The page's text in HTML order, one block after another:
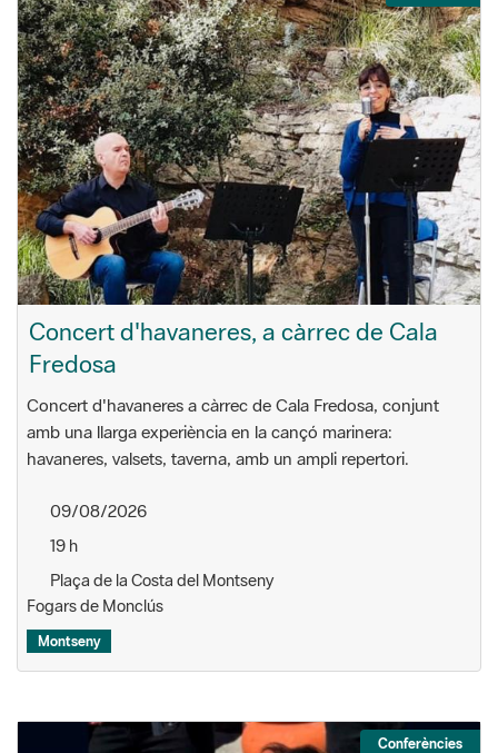
Concert d'havaneres, a càrrec de Cala
Fredosa
Concert d'havaneres a càrrec de Cala Fredosa, conjunt
amb una llarga experiència en la cançó marinera:
havaneres, valsets, taverna, amb un ampli repertori.
09/08/2026
19 h
Plaça de la Costa del Montseny
Fogars de Monclús
Montseny
Conferències